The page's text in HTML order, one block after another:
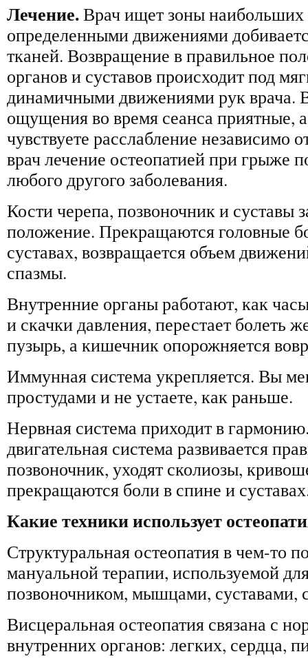
Лечение.Врач ищет зоны наибольших
определенными движениями
тканей. Возвращение в правильное
органов и суставов происходит под
динамичными движениями рук врача.
ощущения во время сеанса приятные,
чувствуете расслабление независимо
врач лечение остеопатией при грыже
любого другого заболевания.
Кости черепа, позвоночник и суставы
положение. Прекращаются головные
суставах, возвращается объем
спазмы.
Внутренние органы работают, как
и скачки давления, перестает болеть
пузырь, а кишечник опорожняется
Иммунная система укрепляется. Вы
простудами и не устаете, как раньше.
Нервная система приходит в
двигательная система развивается
позвоночник, уходят сколиозы,
прекращаются боли в спине и
Какие техники использует
Структуральная остеопатия в чем-то
мануальной терапии, используемой
позвоночником, мышцами, суставами,
Висцеральная остеопатия связана с
внутренних органов: легких, сердца,